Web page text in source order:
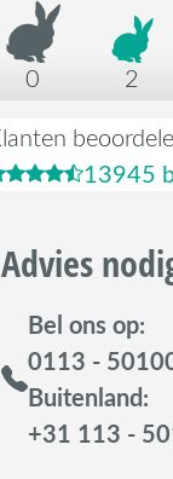
0 2
13945
Advies
Bel ons op:
0113 -
Buitenland:
+31 113 -